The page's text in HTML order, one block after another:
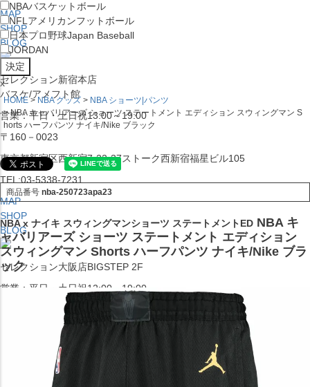
MAP
SHOP
BLOG
セレクション新宿本店
バスケ/アメフト館
営業：平日・土日祝13:00～19:00
〒160－0023
東京都新宿区西新宿7-22-37ストーク西新宿福星ビル105
TEL:03-5338-7231
MAP
SHOP
BLOG
セレクション大阪店BIGSTEP 2F
営業：平日・土日祝12:00～19:00
大阪府大阪市中央区西心斎橋1丁目6番14号
TEL:06-4708-3300
NBAバスケットボール
NFL アメリカンフットボール
日本プロ野球Japan Baseball
JORDAN
x
HOME NBA グッズ
NBA ショーツ|パンツ
NBA キャバリアーズ ショーツ ステートメント エディション スウィングマン S
horts ハーフパンツ ナイキ/Nike ブラック
商品番号 nba-250723apa23
NBA x ナイキ スウィングマンショーツ ステートメントED NBA キ
ャバリアーズ ショーツ ステートメント エディション
スウィングマン Shorts ハーフパンツ ナイキ/Nike ブラ
ック